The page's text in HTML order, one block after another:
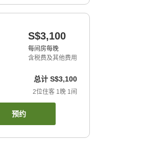
S$3,100
每间房每晚
含税费及其他费用
总计 S$3,100
2位住客 1晚 1间
预约